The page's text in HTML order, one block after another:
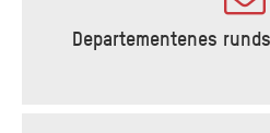
Departementenes